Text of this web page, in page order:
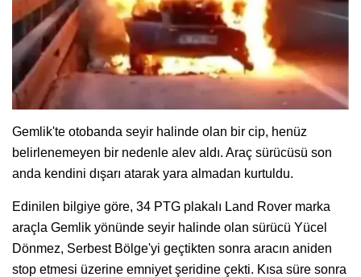
Gemlik'te otobanda seyir halinde olan bir cip, henüz
belirlenemeyen bir nedenle alev aldı. Araç sürücüsü son
anda kendini dışarı atarak yara almadan kurtuldu.
Edinilen bilgiye göre, 34 PTG plakalı Land Rover marka
araçla Gemlik yönünde seyir halinde olan sürücü Yücel
Dönmez, Serbest Bölge'yi geçtikten sonra aracın aniden
stop etmesi üzerine emniyet şeridine çekti. Kısa süre sonra